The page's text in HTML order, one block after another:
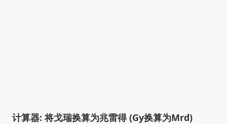
计算器: 将戈瑞换算为兆雷得 (Gy换算为Mrd)